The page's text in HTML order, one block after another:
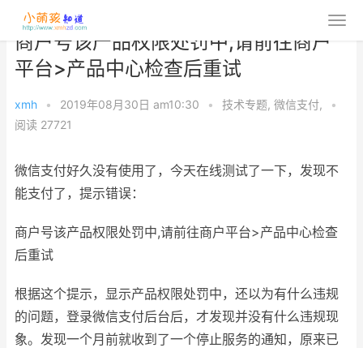
商户号该产品权限处罚中,请前往商户
平台>产品中心检查后重试
xmh • 2019年08月30日 am10:30 • 技术专题, 微信支付,
•
阅读 27721
微信支付好久没有使用了，今天在线测试了一下，发现不
能支付了，提示错误：
商户号该产品权限处罚中,请前往商户平台>产品中心检查
后重试
根据这个提示，显示产品权限处罚中，还以为有什么违规
的问题，登录微信支付后台后，才发现并没有什么违规现
象。发现一个月前就收到了一个停止服务的通知，原来已